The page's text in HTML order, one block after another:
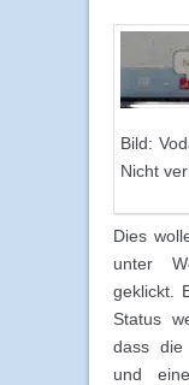
Bild:
Nicht
Dies
unter
geklickt.
Status
dass die
und